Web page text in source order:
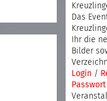
Das
Ihr die
Bilder
Login /